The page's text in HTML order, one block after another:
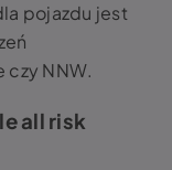
pojazdu jest
czy NNW.
all risk